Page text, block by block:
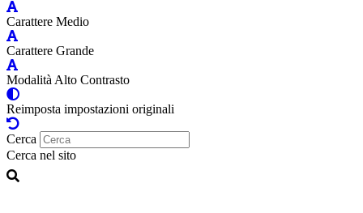
Carattere Medio
Carattere Grande
Modalità Alto Contrasto
Reimposta impostazioni originali
Cerca
Cerca nel sito